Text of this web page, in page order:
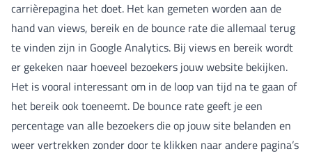
carrièrepagina het doet. Het kan gemeten worden aan de
hand van views, bereik en de bounce rate die allemaal terug
te vinden zijn in Google Analytics. Bij views en bereik wordt
er gekeken naar hoeveel bezoekers jouw website bekijken.
Het is vooral interessant om in de loop van tijd na te gaan of
het bereik ook toeneemt. De bounce rate geeft je een
percentage van alle bezoekers die op jouw site belanden en
weer vertrekken zonder door te klikken naar andere pagina’s